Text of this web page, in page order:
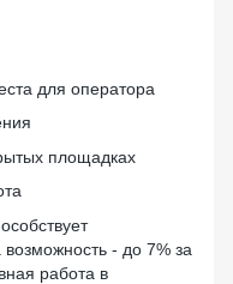
для оператора
площадках
- до 7% за
работа в